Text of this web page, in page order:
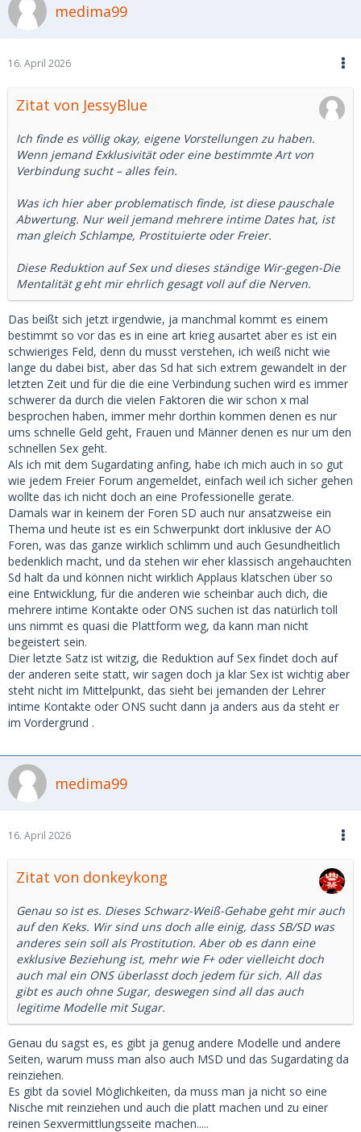
medima99
16. April 2026
Zitat von JessyBlue
Ich finde es völlig okay, eigene Vorstellungen zu haben.
Wenn jemand Exklusivität oder eine bestimmte Art von
Verbindung sucht – alles fein.
Was ich hier aber problematisch finde, ist diese pauschale
Abwertung. Nur weil jemand mehrere intime Dates hat, ist
man gleich Schlampe, Prostituierte oder Freier.
Diese Reduktion auf Sex und dieses ständige Wir-gegen-Die
Mentalitätgeht mir ehrlich gesagt voll auf die Nerven.
Das beißt sich jetzt irgendwie, ja manchmal kommt es einem
bestimmt so vor das es in eine art krieg ausartet aber es ist ein
schwieriges Feld, denn du musst verstehen, ich weiß nicht wie
lange du dabei bist, aber das Sd hat sich extrem gewandelt in der
letzten Zeit und für die die eine Verbindung suchen wird es immer
schwerer da durch die vielen Faktoren die wir schon x mal
besprochen haben, immer mehr dorthin kommen denen es nur
ums schnelle Geld geht, Frauen und Männer denen es nur um den
schnellen Sex geht.
Als ich mit dem Sugardating anfing, habe ich mich auch in so gut
wie jedem Freier Forum angemeldet, einfach weil ich sicher gehen
wollte das ich nicht doch an eine Professionelle gerate.
Damals war in keinem der Foren SD auch nur ansatzweise ein
Thema und heute ist es ein Schwerpunkt dort inklusive der AO
Foren, was das ganze wirklich schlimm und auch Gesundheitlich
bedenklich macht, und da stehen wir eher klassisch angehauchten
Sd halt da und können nicht wirklich Applaus klatschen über so
eine Entwicklung, für die anderen wie scheinbar auch dich, die
mehrere intime Kontakte oder ONS suchen ist das natürlich toll
uns nimmt es quasi die Plattform weg, da kann man nicht
begeistert sein.
Dier letzte Satz ist witzig, die Reduktion auf Sex findet doch auf
der anderen seite statt, wir sagen doch ja klar Sex ist wichtig aber
steht nicht im Mittelpunkt, das sieht bei jemanden der Lehrer
intime Kontakte oder ONS sucht dann ja anders aus da steht er
im Vordergrund .
medima99
16. April 2026
Zitat von donkeykong
Genau so ist es. Dieses Schwarz-Weiß-Gehabe geht mir auch
auf den Keks. Wir sind uns doch alle einig, dass SB/SD was
anderes sein soll als Prostitution. Aber ob es dann eine
exklusive Beziehung ist, mehr wie F+ oder vielleicht doch
auch mal ein ONS überlasst doch jedem für sich. All das
gibt es auch ohne Sugar, deswegen sind all das auch
legitime Modelle mit Sugar.
Genau du sagst es, es gibt ja genug andere Modelle und andere
Seiten, warum muss man also auch MSD und das Sugardating da
reinziehen.
Es gibt da soviel Möglichkeiten, da muss man ja nicht so eine
Nische mit reinziehen und auch die platt machen und zu einer
reinen Sexvermittlungsseite machen.....